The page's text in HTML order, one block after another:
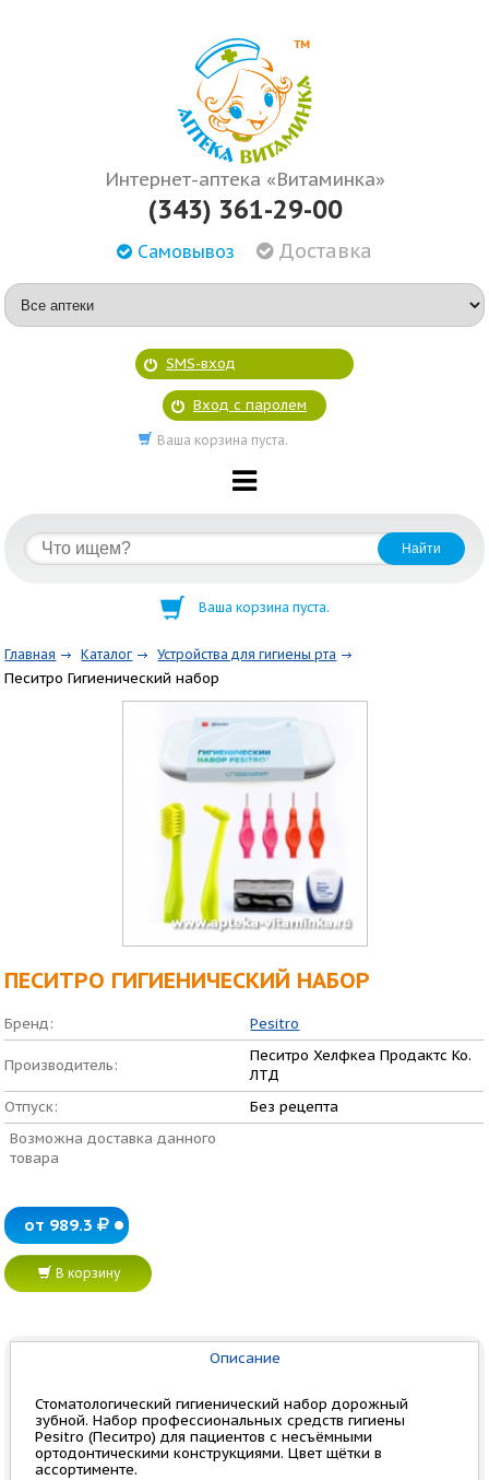
Интернет-аптека «Витаминка»
(343) 361-29-00
Самовывоз Доставка
SMS-вход
Вход с паролем
Ваша корзина пуста.
Ваша корзина пуста.
Главная Каталог Устройства для гигиены рта
Песитро Гигиенический набор
ПЕСИТРО ГИГИЕНИЧЕСКИЙ НАБОР
Бренд: Pesitro
Производитель:
Песитро Хелфкеа Продактс Ко.
ЛТД
Отпуск:
Без рецепта
Возможна доставка данного
товара
от 989.3
В корзину
Описание
Стоматологический гигиенический набор дорожный
зубной. Набор профессиональных средств гигиены
Pesitro (Песитро) для пациентов с несъёмными
ортодонтическими конструкциями. Цвет щётки в
ассортименте.